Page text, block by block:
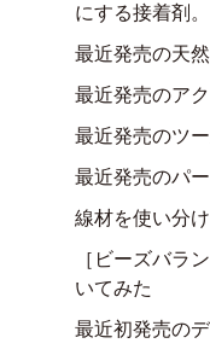
にする接着剤。
最近発売の天
最近発売のア
最近発売のツ
最近発売のパ
線材を使い分
［ビーズバラ
いてみた
最近初発売の